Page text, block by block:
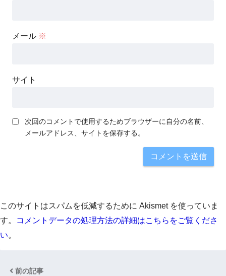
メール ※
サイト
次回のコメントで使用するためブラウザーに自分の名前、
メールアドレス、サイトを保存する。
このサイトはスパムを低減するために Akismet を使っていま
す。
コメントデータの処理方法の詳細はこちらをご覧くださ
い。
前の記事